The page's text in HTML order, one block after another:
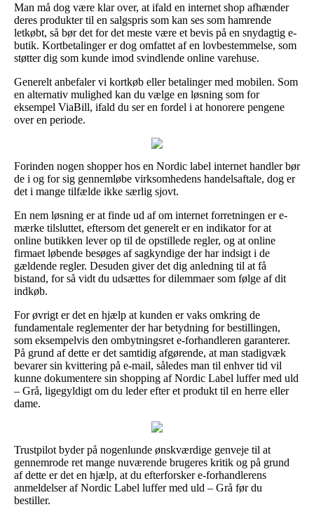
Man må dog være klar over, at ifald en internet shop afhænder
deres produkter til en salgspris som kan ses som hamrende
letkøbt, så bør det for det meste være et bevis på en snydagtig e-
butik. Kortbetalinger er dog omfattet af en lovbestemmelse, som
støtter dig som kunde imod svindlende online varehuse.
Generelt anbefaler vi kortkøb eller betalinger med mobilen. Som
en alternativ mulighed kan du vælge en løsning som for
eksempel ViaBill, ifald du ser en fordel i at honorere pengene
over en periode.
Forinden nogen shopper hos en Nordic label internet handler bør
de i og for sig gennemløbe virksomhedens handelsaftale, dog er
det i mange tilfælde ikke særlig sjovt.
En nem løsning er at finde ud af om internet forretningen er e-
mærke tilsluttet, eftersom det generelt er en indikator for at
online butikken lever op til de opstillede regler, og at online
firmaet løbende besøges af sagkyndige der har indsigt i de
gældende regler. Desuden giver det dig anledning til at få
bistand, for så vidt du udsættes for dilemmaer som følge af dit
indkøb.
For øvrigt er det en hjælp at kunden er vaks omkring de
fundamentale reglementer der har betydning for bestillingen,
som eksempelvis den ombytningsret e-forhandleren garanterer.
På grund af dette er det samtidig afgørende, at man stadigvæk
bevarer sin kvittering på e-mail, således man til enhver tid vil
kunne dokumentere sin shopping af Nordic Label luffer med uld
– Grå, ligegyldigt om du leder efter et produkt til en herre eller
dame.
Trustpilot byder på nogenlunde ønskværdige genveje til at
gennemrode ret mange nuværende brugeres kritik og på grund
af dette er det en hjælp, at du efterforsker e-forhandlerens
anmeldelser af Nordic Label luffer med uld – Grå før du
bestiller.